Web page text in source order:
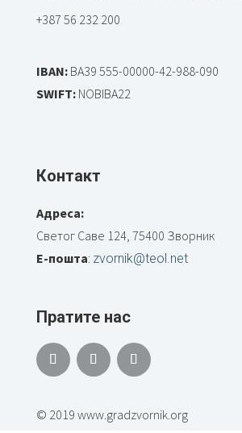
+387 56 232 200
IBAN:BA39 555-00000-42-988-090
SWIFT:NOBIBA22
Контакт
Адреса:
Светог Саве 124, 75400 Зворник
Е-пошта: zvornik@teol.net
Пратите нас
© 2019 www.gradzvornik.org